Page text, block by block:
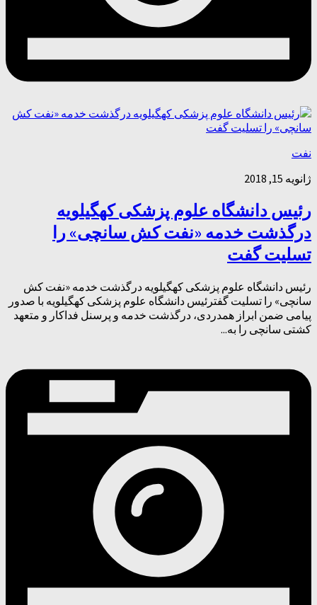
نفت
ژانویه 15, 2018
رئیس دانشگاه علوم پزشکی کهگیلویه
درگذشت خدمه «نفت کش سانچی» را
تسلیت گفت
رئیس دانشگاه علوم پزشکی کهگیلویه درگذشت خدمه «نفت کش
سانچی» را تسلیت گفترئیس دانشگاه علوم پزشکی کهگیلویه با صدور
پیامی ضمن ابراز همدردی، درگذشت خدمه و پرسنل فداکار و متعهد
کشتی سانچی را به...